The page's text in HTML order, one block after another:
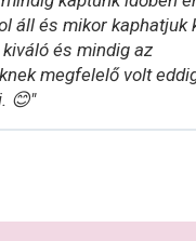
áll és mikor kaphatjuk
és mindig az
megfelelő volt
😊"